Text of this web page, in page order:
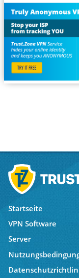
Startseite
VPN Software
Server